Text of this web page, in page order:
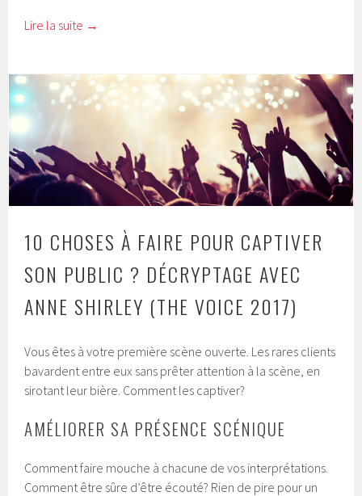
Lire la suite →
10 CHOSES À FAIRE POUR CAPTIVER
SON PUBLIC ? DÉCRYPTAGE AVEC
ANNE SHIRLEY (THE VOICE 2017)
Vous êtes à votre première scène ouverte. Les rares clients
bavardent entre eux sans prêter attention à la scène, en
sirotant leur bière. Comment les captiver?
AMÉLIORER SA PRÉSENCE SCÉNIQUE
Comment faire mouche à chacune de vos interprétations.
Comment être sûre d’être écouté? Rien de pire pour un